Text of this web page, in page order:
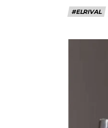
#ELRIVAL